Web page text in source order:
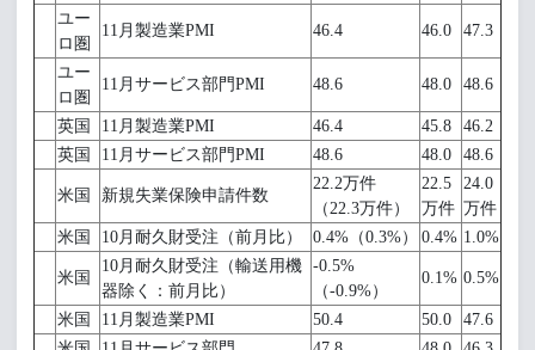
ユー
ロ圏
11月製造業PMI 46.4 46.0 47.3
ユー
ロ圏
11月サービス部門PMI 48.6 48.0 48.6
英国 11月製造業PMI 46.4 45.8
46.2
英国
11月サービス部門PMI 48.6 48.0 48.6
米国 新規失業保険申請件数
22.2万件
（22.3万件）
22.5
万件
24.0
万件
米国
10月耐久財受注（前月比） 0.4%（0.3%） 0.4% 1.0%
米国
10月耐久財受注（輸送用機
器除く：前月比）
-0.5%
（-0.9%）
0.1% 0.5%
米国 11月製造業PMI 50.4 50.0
47.6